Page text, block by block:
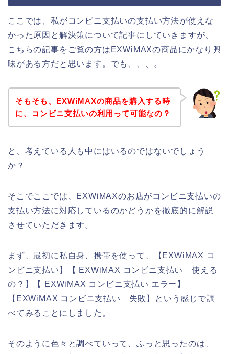
ここでは、私がコンビニ支払いの支払い方法が使えな
かった原因と解決策について記事にしていきますが、
こちらの記事をご覧の方はEXWiMAXの商品にかなり興
味がある方だと思います。でも、、、。
そもそも、EXWiMAXの商品を購入する時
に、コンビニ支払いの利用って可能なの？
と、考えている人も中にはいるのではないでしょう
か？
そこでここでは、EXWiMAXのお店がコンビニ支払いの
支払い方法に対応しているのかどうかを徹底的に解説
させていただきます。
まず、最初に私自身、携帯を使って、【EXWiMAX コ
ンビニ支払い】【 EXWiMAX コンビニ支払い 使える
の？】【 EXWiMAX コンビニ支払い エラー】
【EXWiMAX コンビニ支払い 失敗】という感じで調
べてみることにしました。
そのように色々と調べていって、ふっと思ったのは、